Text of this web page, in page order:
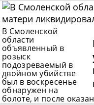
В Смоленской
области
объявленный в
розыск
подозреваемый в
двойном убийстве
был в воскресенье
обнаружен на
болоте, и после